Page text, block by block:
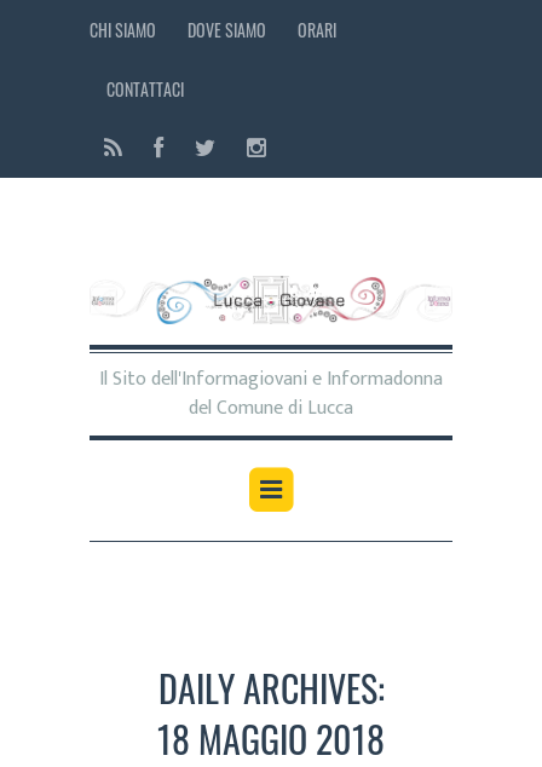
CHI SIAMO DOVE SIAMO ORARI
CONTATTACI
Il Sito dell'Informagiovani e Informadonna
del Comune di Lucca
DAILY ARCHIVES:
18 MAGGIO 2018